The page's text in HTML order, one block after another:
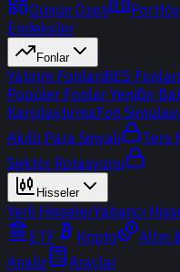
Günün Özeti
Endeksler
Fonlar
Yatırım FonlarıBES Fonları
Popüler Fonlar YeniBir
KarşılaştırmaFon
Akıllı Para Sinyali
Ters
Sektör Rotasyonu
Hisseler
Yerli HisselerYabancı
ETF
Kripto Altın
Analiz
Araçlar